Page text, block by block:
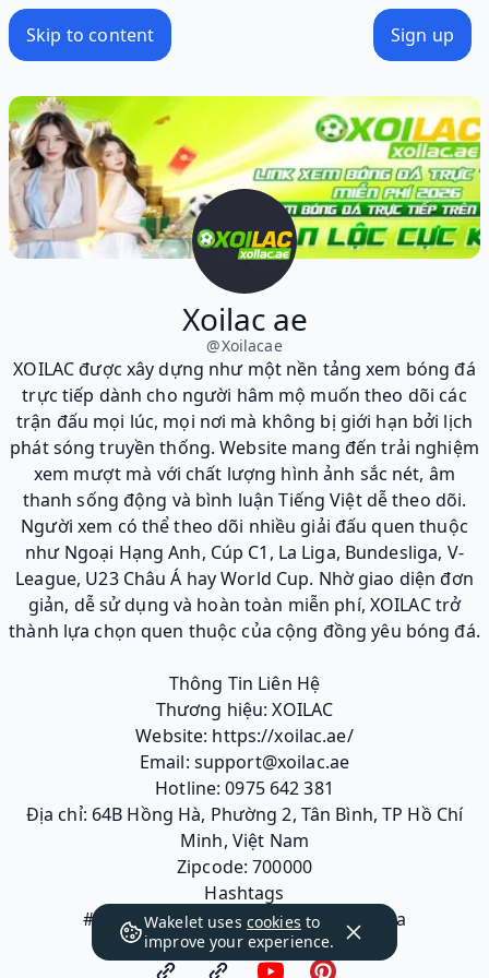
Skip to content Sign up
Xoilac ae
@Xoilacae
XOILAC được xây dựng như một nền tảng xem bóng đá
trực tiếp dành cho người hâm mộ muốn theo dõi các
trận đấu mọi lúc, mọi nơi mà không bị giới hạn bởi lịch
phát sóng truyền thống. Website mang đến trải nghiệm
xem mượt mà với chất lượng hình ảnh sắc nét, âm
thanh sống động và bình luận Tiếng Việt dễ theo dõi.
Người xem có thể theo dõi nhiều giải đấu quen thuộc
như Ngoại Hạng Anh, Cúp C1, La Liga, Bundesliga, V-
League, U23 Châu Á hay World Cup. Nhờ giao diện đơn
giản, dễ sử dụng và hoàn toàn miễn phí, XOILAC trở
thành lựa chọn quen thuộc của cộng đồng yêu bóng đá.
Thông Tin Liên Hệ
Thương hiệu: XOILAC
Website: https://xoilac.ae/
Email: support@xoilac.ae
Hotline: 0975 642 381
Địa chỉ: 64B Hồng Hà, Phường 2, Tân Bình, TP Hồ Chí
Minh, Việt Nam
Zipcode: 700000
Hashtags
#xoilac #tructiepbongda #xembongda
#bongdahomnay #xoilactv
Wakelet uses cookies to
improve your experience.